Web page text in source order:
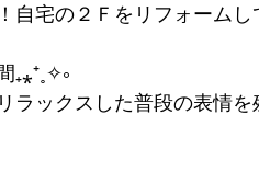
自宅の２Ｆをリフォームし
₊⁎⁺˳✧༚
ラックスした普段の表情